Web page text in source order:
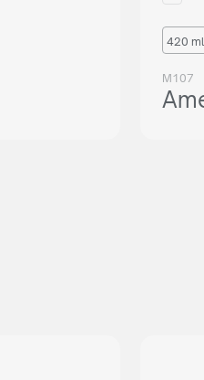
420 ml
M107